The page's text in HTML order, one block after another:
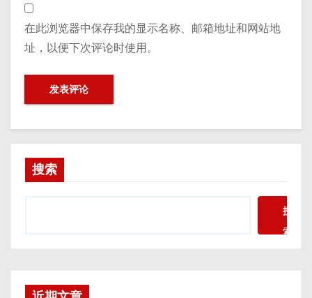
在此浏览器中保存我的显示名称、邮箱地址和网站地
址，以便下次评论时使用。
搜索
搜
索